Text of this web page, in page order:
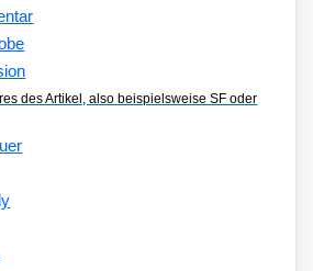
des Artikel, also beispielsweise SF oder